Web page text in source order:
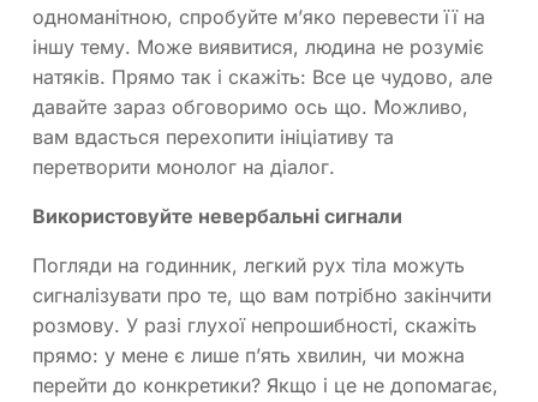
одноманітною, спробуйте м’яко перевести її на
іншу тему. Може виявитися, людина не розуміє
натяків. Прямо так і скажіть: Все це чудово, але
давайте зараз обговоримо ось що. Можливо,
вам вдасться перехопити ініціативу та
перетворити монолог на діалог.
Використовуйте невербальні сигнали
Погляди на годинник, легкий рух тіла можуть
сигналізувати про те, що вам потрібно закінчити
розмову. У разі глухої непрошибності, скажіть
прямо: у мене є лише п’ять хвилин, чи можна
перейти до конкретики? Якщо і це не допомагає,